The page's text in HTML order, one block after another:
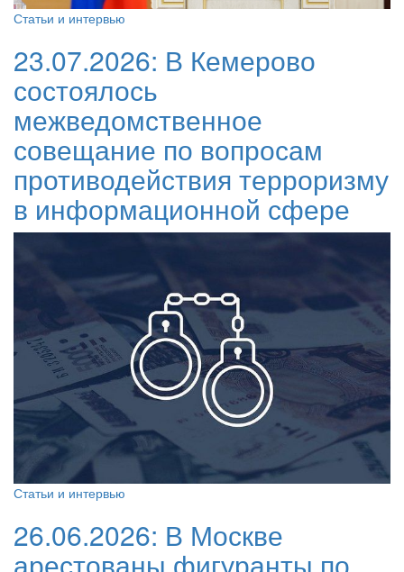
Статьи и интервью
23.07.2026: В Кемерово
состоялось
межведомственное
совещание по вопросам
противодействия терроризму
в информационной сфере
Статьи и интервью
26.06.2026: В Москве
арестованы фигуранты по